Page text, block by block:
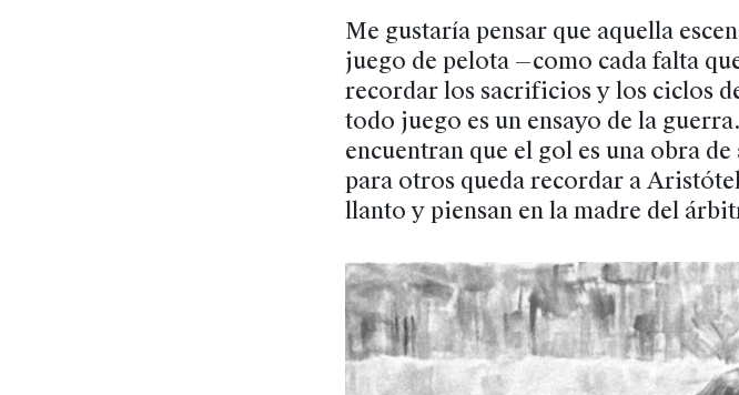
Me gustaría pensar que aquella
juego de pelota —como cada falta
recordar los sacrificios y los ciclos
todo juego es un ensayo de la
encuentran que el gol es una obra
para otros queda recordar a
llanto y piensan en la madre del